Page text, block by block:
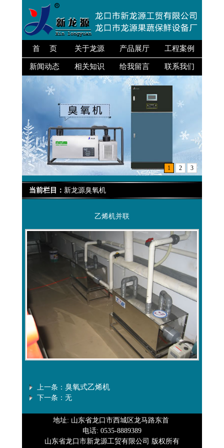
首 页 关于龙源 产品展厅 工程案例
新闻动态 相关知识 给我留言 联系我们
1 2 3
当前栏目： 新龙源臭氧机
乙烯机并联
上一条： 臭氧式乙烯机
下一条：无
地址: 山东省龙口市西城区龙马路东首
电话: 0535-8889389
山东省龙口市新龙源工贸有限公司 版权所有